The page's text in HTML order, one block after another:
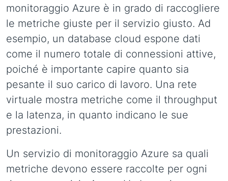
monitoraggio Azure è in grado di raccogliere
le metriche giuste per il servizio giusto. Ad
esempio, un database cloud espone dati
come il numero totale di connessioni attive,
poiché è importante capire quanto sia
pesante il suo carico di lavoro. Una rete
virtuale mostra metriche come il throughput
e la latenza, in quanto indicano le sue
prestazioni.
Un servizio di monitoraggio Azure sa quali
metriche devono essere raccolte per ogni